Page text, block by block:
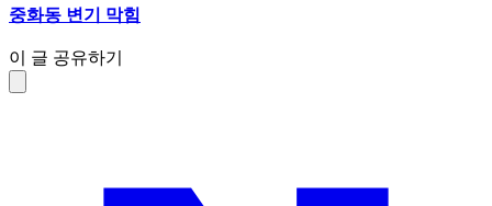
중화동 변기 막힘
이 글 공유하기